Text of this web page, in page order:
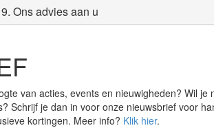
9. Ons advies aan u
van acties, events en nieuwigheden? Wil je
Schrijf je dan in voor onze nieuwsbrief voor
kortingen. Meer info? Klik hier.